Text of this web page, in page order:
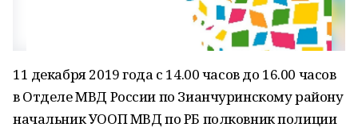
11 декабря 2019 года с 14.00 часов до 16.00 часов
в Отделе МВД России по Зианчуринскому району
начальник УООП МВД по РБ полковник полиции